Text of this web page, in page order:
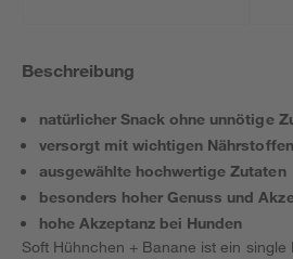
Beschreibung
natürlicher Snack ohne unnötige
versorgt mit wichtigen Nährstoffen
ausgewählte hochwertige Zutaten
besonders hoher Genuss und
hohe Akzeptanz bei Hunden
Soft Hühnchen + Banane ist ein